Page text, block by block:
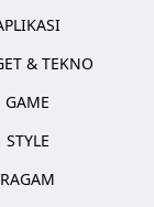
& TEKNO
GAME
STYLE
RAGAM